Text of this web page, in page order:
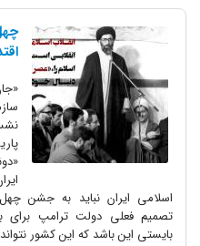
اقتدار
اسلامی ایران نباید به جشن
تصمیم فعلی دولت ترامپ برای
بایستی این باشد که این کشور نتواند...